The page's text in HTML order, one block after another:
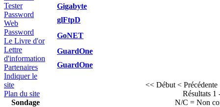
Tester
Password
Web
Password
Le Livre d'or
Lettre
d'information
Partenaires
Indiquer le
site
Plan du site
Sondage
Gigabyte
glFtpD
GoNET
GuardOne
GuardOne
<< Début < Précédente
Résultats 1
N/C = Non